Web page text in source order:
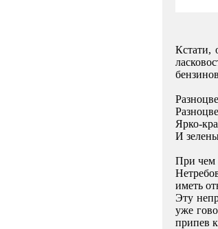
Кстати,
Ярко-
И
При чем
иметь
Эту
уже
припев